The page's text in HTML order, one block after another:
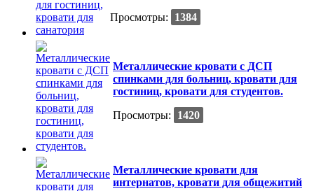
Просмотры:
1384
Металлические кровати с ДСП
спинками для больниц, кровати для
гостиниц, кровати для студентов.
Просмотры:
1420
Металлические кровати для
интернатов, кровати для общежитий